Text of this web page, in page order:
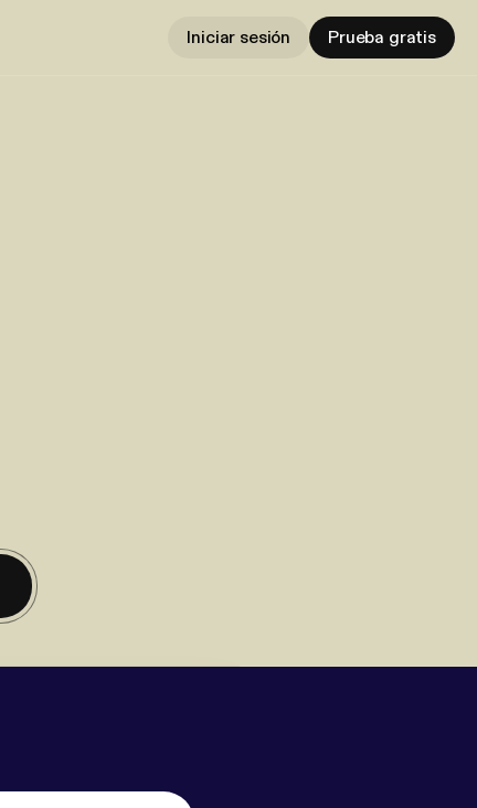
Iniciar sesión Prueba gratis